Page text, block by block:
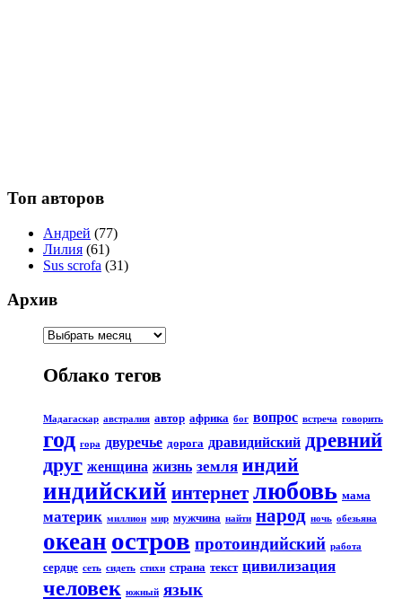
Топ авторов
Андрей (77)
Лилия (61)
Sus scrofa (31)
Архив
Облако тегов
Мадагаскар австралия автор африка бог вопрос встреча говорить
год гора двуречье дорога дравидийский древний
друг женщина жизнь земля индий
индийский интернет любовь мама
материк миллион мир мужчина найти народ ночь обезьяна
океан остров протоиндийский работа
сердце сеть сидеть стихи страна текст цивилизация
человек южный язык